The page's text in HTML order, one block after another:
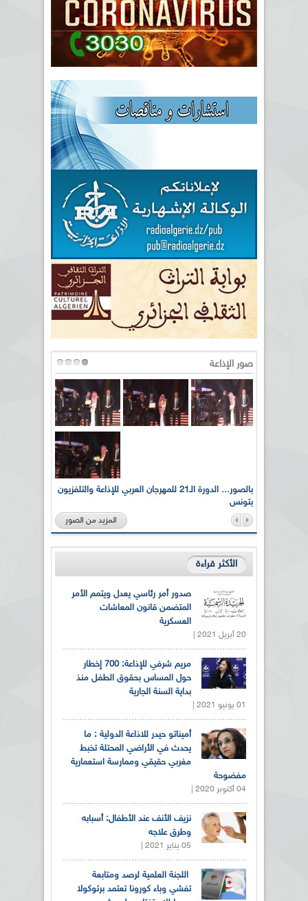
صور الإذاعة
بالصور... الدورة الـ21 للمهرجان العربي للإذاعة والتلفزيون
بتونس
المزيد من الصور
الأكثر قراءة
صدور أمر رئاسي يعدل ويتمم الأمر
المتضمن قانون المعاشات
العسكرية
20 أبريل 2021 |
مريم شرفي للإذاعة: 700 إخطار
حول المساس بحقوق الطفل منذ
بداية السنة الجارية
01 يونيو 2021 |
أميناتو حيدر للاذاعة الدولية : ما
يحدث في الأراضي المحتلة تخبط
مغربي حقيقي وممارسة استعمارية
مفضوحة
04 أكتوبر 2020 |
نزيف الأنف عند الأطفال: أسبابه
وطرق علاجه
05 يناير 2021 |
اللجنة العلمية لرصد ومتابعة
تفشي وباء كورونا تعتمد برتوكولا